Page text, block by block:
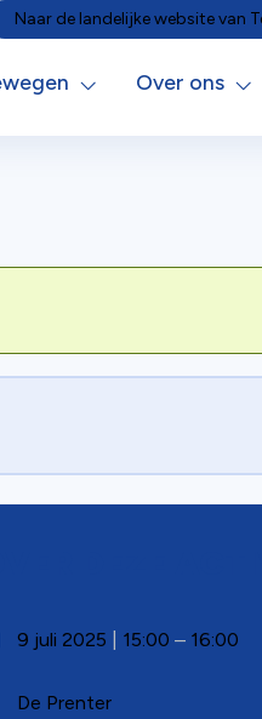
Naar de landelijke website van
Over ons
9 juli 2025 15:00 – 16:00
De Prenter